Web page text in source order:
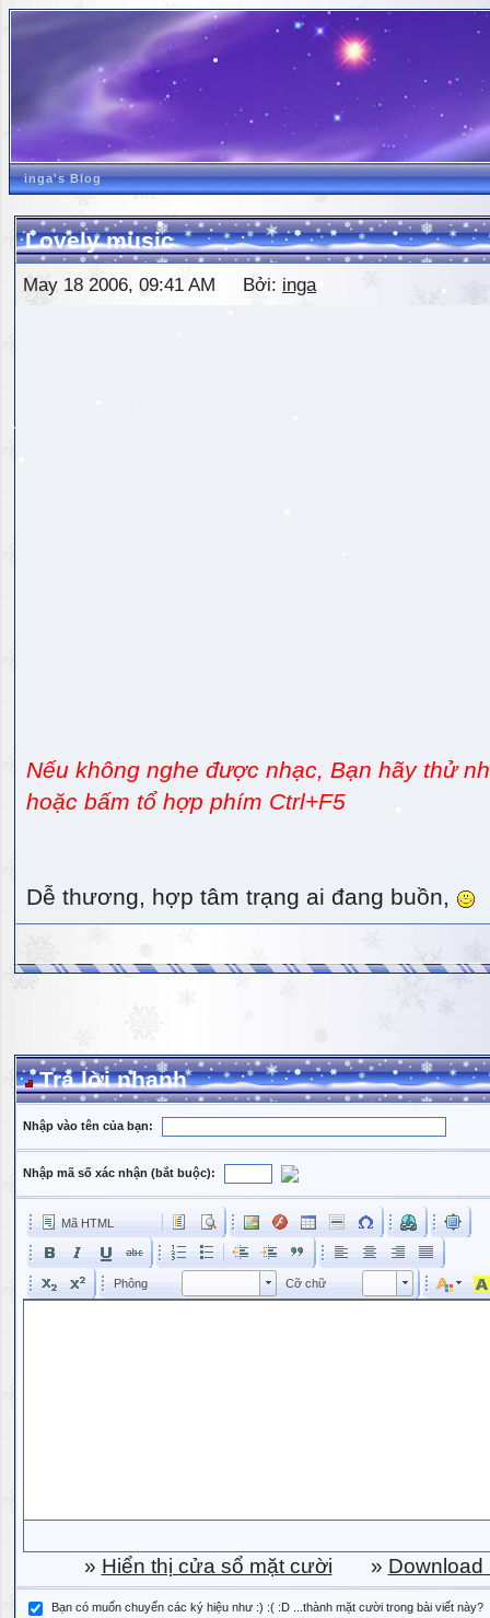
inga's Blog
Lovely music
May 18 2006, 09:41 AM Bởi: inga
Nếu không nghe được nhạc, Bạn hãy thử
hoặc bấm tổ hợp phím Ctrl+F5
Dễ thương, hợp tâm trạng ai đang buồn,
Trả lời nhanh
Nhập vào tên của bạn:
Nhập mã số xác nhận (bắt buộc):
Mã HTML
Phông Phông Cỡ chữ Kích cỡ phông
» Hiển thị cửa sổ mặt cười » Download
Bạn có muốn chuyển các ký hiệu như :) :( :D ...thành mặt cười trong bài viết này?